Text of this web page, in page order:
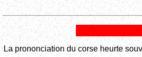
La prononciation du corse heurte